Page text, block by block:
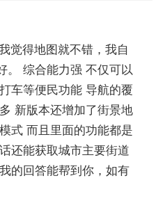
觉得地图就不错，我自
。 综合能力强 不仅可以
车等便民功能 导航的覆
新版本还增加了街景地
式 而且里面的功能都是
还能获取城市主要街道
的回答能帮到你，如有